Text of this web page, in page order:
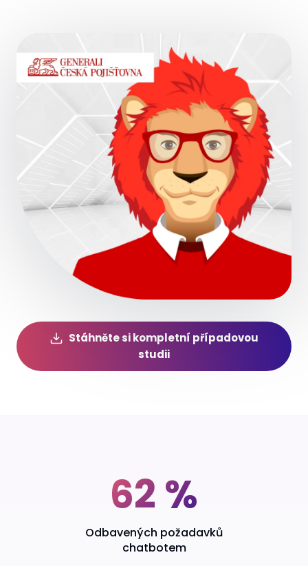
Stáhněte si kompletní případovou
studii
62 %
Odbavených požadavků
chatbotem